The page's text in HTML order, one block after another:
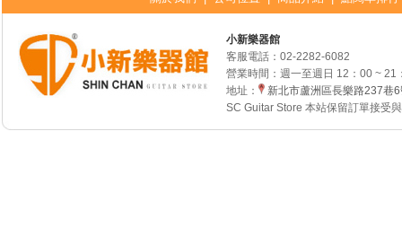
小新樂器館
客服電話： 02-2282-6082
營業時間：週一至週日 12：00 ~ 21
地址：
新北市蘆洲區長樂路237巷
SC Guitar Store 本站保留訂單接受